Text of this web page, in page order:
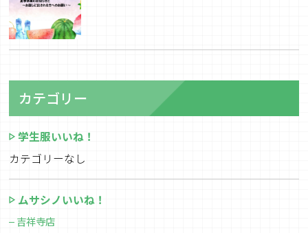
カテゴリー
学生服いいね！
カテゴリーなし
ムサシノいいね！
吉祥寺店